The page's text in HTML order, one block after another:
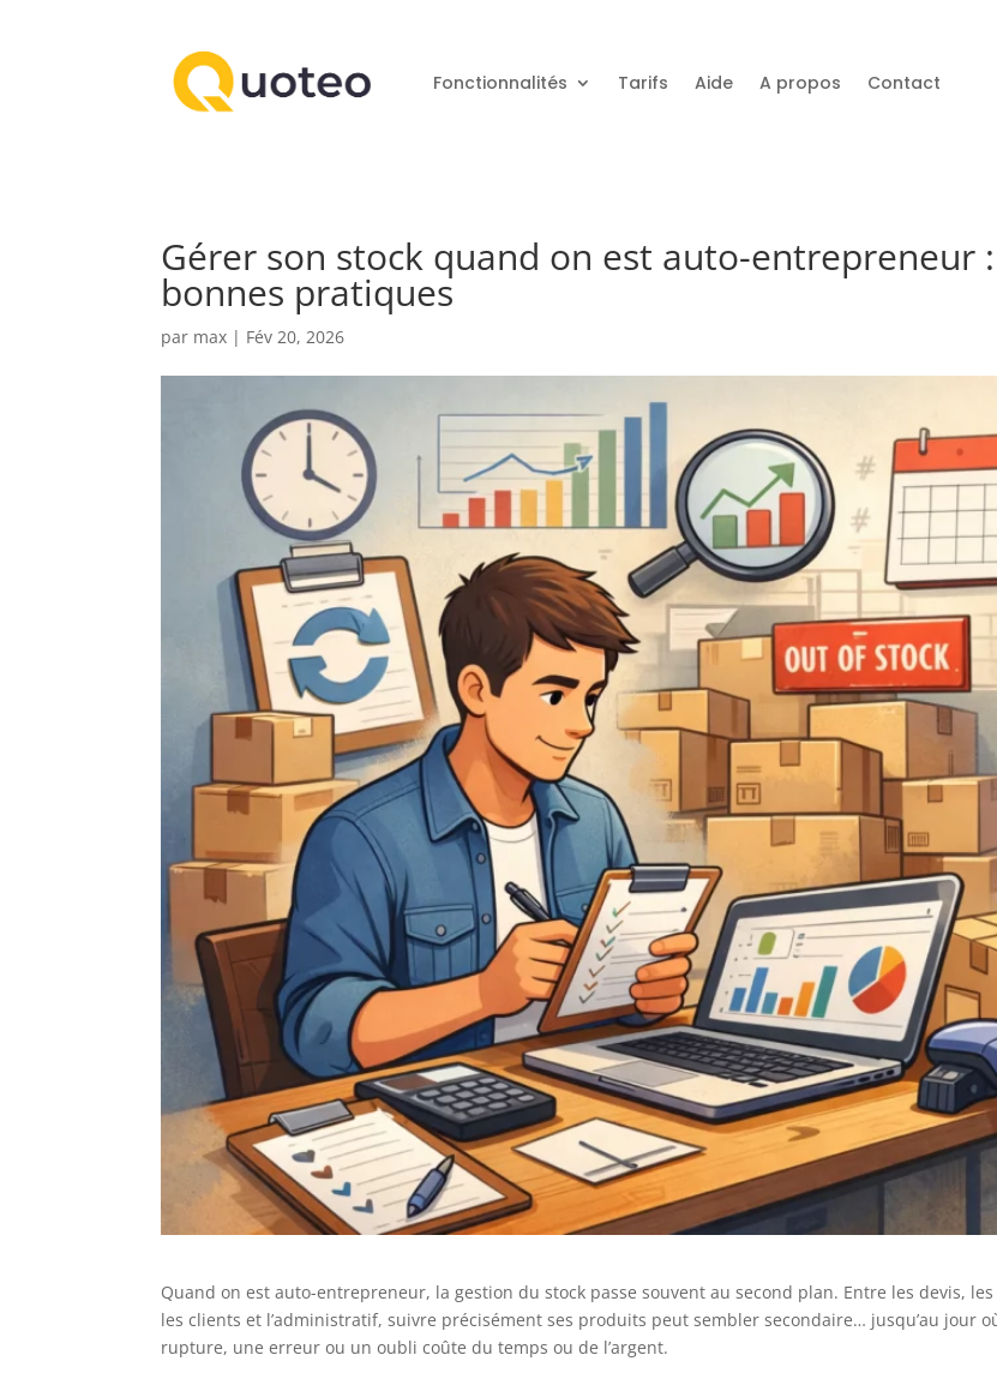
Fonctionnalités Tarifs Aide A propos Contact
Gérer son stock quand on est auto-entrepreneur
bonnes pratiques
par max | Fév 20, 2026
Quand on est auto-entrepreneur, la gestion du stock passe souvent au second plan. Entre les devis,
les clients et l’administratif, suivre précisément ses produits peut sembler secondaire… jusqu’au jour
rupture, une erreur ou un oubli coûte du temps ou de l’argent.